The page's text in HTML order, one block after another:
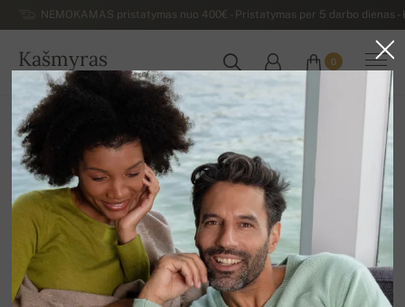
NEMOKAMAS pristatymas nuo 400€ - Pristatymas per 5 darbo dienas
Kašmyras
LIETUVA
0
Atgal Prabangūs vyriški kašmyro megztiniai